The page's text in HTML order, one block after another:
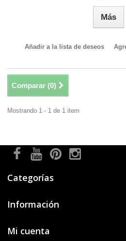
Más
Añadir a la lista de deseos
Comparar (0)
Mostrando 1 - 1 de 1 item
Categorías
Información
Mi cuenta